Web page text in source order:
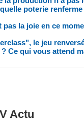
poterie
pas la joie en ce
le jeu
Ce qui vous attend
Actu